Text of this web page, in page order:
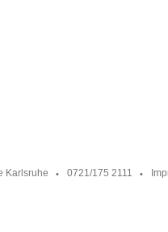
Karlsruhe 0721/175 2111